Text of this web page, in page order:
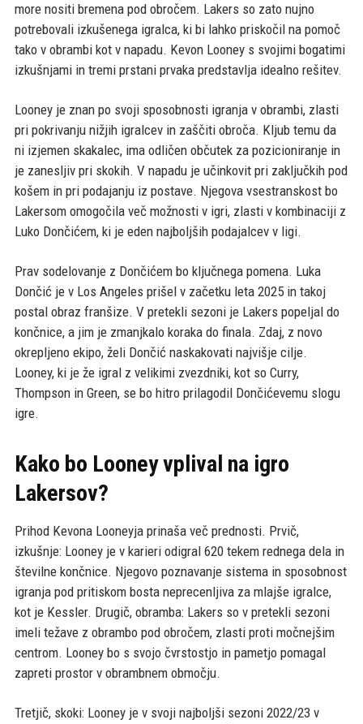
more nositi bremena pod obročem. Lakers so zato nujno
potrebovali izkušenega igralca, ki bi lahko priskočil na pomoč
tako v obrambi kot v napadu. Kevon Looney s svojimi bogatimi
izkušnjami in tremi prstani prvaka predstavlja idealno rešitev.
Looney je znan po svoji sposobnosti igranja v obrambi, zlasti
pri pokrivanju nižjih igralcev in zaščiti obroča. Kljub temu da
ni izjemen skakalec, ima odličen občutek za pozicioniranje in
je zanesljiv pri skokih. V napadu je učinkovit pri zaključkih pod
košem in pri podajanju iz postave. Njegova vsestranskost bo
Lakersom omogočila več možnosti v igri, zlasti v kombinaciji z
Luko Dončićem, ki je eden najboljših podajalcev v ligi.
Prav sodelovanje z Dončićem bo ključnega pomena. Luka
Dončić je v Los Angeles prišel v začetku leta 2025 in takoj
postal obraz franšize. V pretekli sezoni je Lakers popeljal do
končnice, a jim je zmanjkalo koraka do finala. Zdaj, z novo
okrepljeno ekipo, želi Dončić naskakovati najvišje cilje.
Looney, ki je že igral z velikimi zvezdniki, kot so Curry,
Thompson in Green, se bo hitro prilagodil Dončićevemu slogu
igre.
Kako bo Looney vplival na igro
Lakersov?
Prihod Kevona Looneyja prinaša več prednosti. Prvič,
izkušnje: Looney je v karieri odigral 620 tekem rednega dela in
številne končnice. Njegovo poznavanje sistema in sposobnost
igranja pod pritiskom bosta neprecenljiva za mlajše igralce,
kot je Kessler. Drugič, obramba: Lakers so v pretekli sezoni
imeli težave z obrambo pod obročem, zlasti proti močnejšim
centrom. Looney bo s svojo čvrstostjo in pametjo pomagal
zapreti prostor v obrambnem območju.
Tretjič, skoki: Looney je v svoji najboljši sezoni 2022/23 v